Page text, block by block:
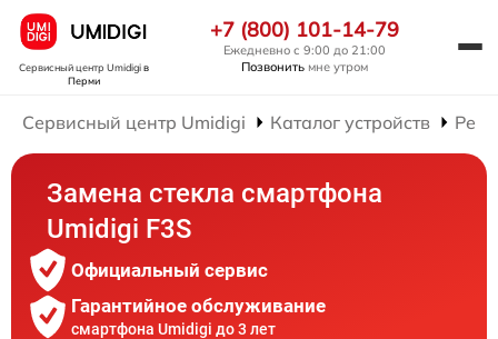
Сервисный центр Umidigiв
Перми
+7 (800) 101-14-79
Ежедневно с 9:00 до 21:00
Позвонить мне утром
Сервисный центр Umidigi Каталог устройств
Замена стекла смартфона
Umidigi F3S
Официальный сервис
Гарантийное обслуживание
смартфона Umidigi до 3 лет